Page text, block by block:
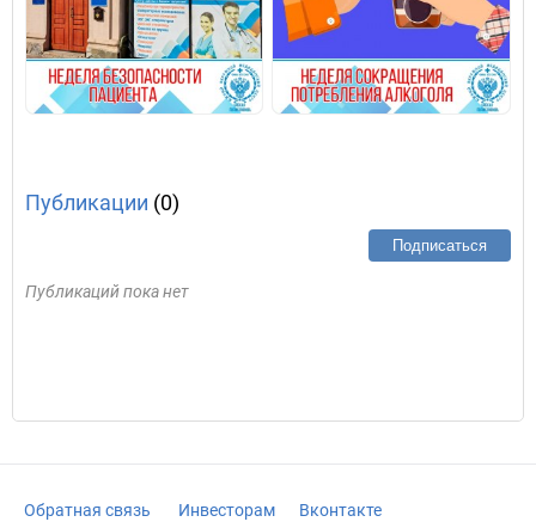
Публикации (0)
Подписаться
Публикаций пока нет
Обратная связь Инвесторам Вконтакте